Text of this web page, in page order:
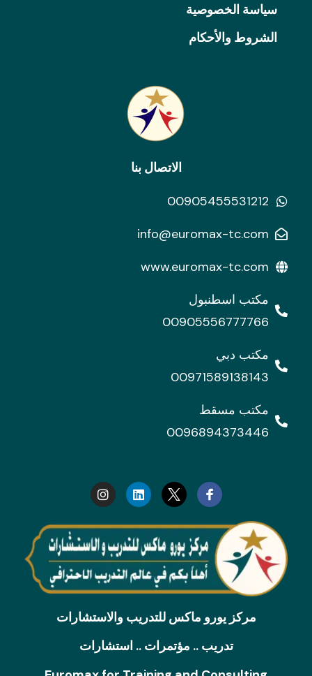
سياسة الخصوصية
الشروط والأحكام
الاتصال بنا
00905455531212
info@euromax-tc.com
www.euromax-tc.com
مكتب اسطنبول
00905556777766
مكتب دبي
00971589138143
مكتب مسقط
0096894373446
n
k
d
i
n
s
t
g
r
a
m
مركز يورو ماكس للتدريب والاستشارات
تدريب .. مؤتمرات .. استشارات